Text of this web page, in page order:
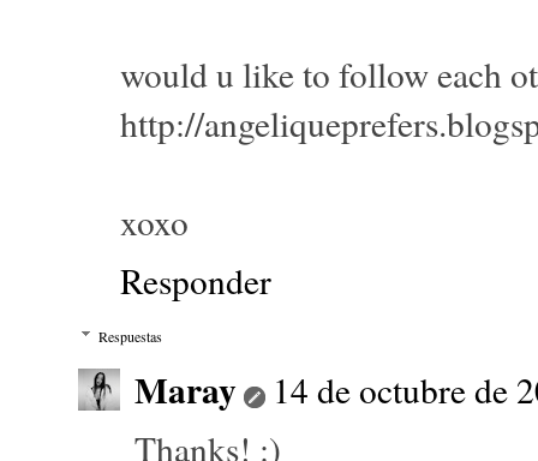
would u like to follow each
http://
xoxo
Responder
Respuestas
Maray
14 de octubre de
Thanks! :)